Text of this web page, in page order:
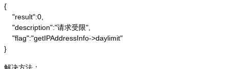
{
    "result":0,
    "description":"请求受限",
    "flag":"getIPAddressInfo->daylimit"
}